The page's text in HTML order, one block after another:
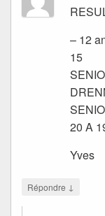
– 12
15
20 A
Yves
Répondre ↓